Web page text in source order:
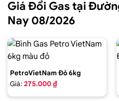
Giá Đổi Gas tại
Nay 08/2026
PetroVietNam Đỏ 6kg
Giá: 275.000 ₫